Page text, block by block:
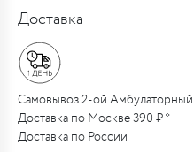
Доставка
Самовывоз 2-ой Амбулаторный
Доставка по Москве 390 ₽ *
Доставка по России